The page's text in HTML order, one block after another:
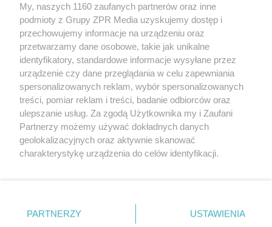
Żaden utwór zamieszczony w serwisie nie może być powielany i
rozpowszechniany lub dalej rozpowszechniany w jakikolwiek sposób (w
tym także elektroniczny lub mechaniczny) na jakimkolwiek polu
eksploatacji w jakiejkolwiek formie, włącznie z umieszczaniem w
Internecie bez pisemnej zgody właściciela praw. Jakiekolwiek użycie lub
wykorzystanie utworów w całości lub w części z naruszeniem prawa,
tzn. bez właściwej zgody, jest zabronione pod groźbą kary i może być
ścigane prawnie.
My, naszych 1160 zaufanych partnerów oraz inne
podmioty z Grupy ZPR Media uzyskujemy dostęp i
przechowujemy informacje na urządzeniu oraz
przetwarzamy dane osobowe, takie jak unikalne
identyfikatory, standardowe informacje wysyłane przez
urządzenie czy dane przeglądania w celu zapewniania
spersonalizowanych reklam, wybór spersonalizowanych
treści, pomiar reklam i treści, badanie odbiorców oraz
ulepszanie usług. Za zgodą Użytkownika my i Zaufani
Partnerzy możemy używać dokładnych danych
geolokalizacyjnych oraz aktywnie skanować
charakterystykę urządzenia do celów identyfikacji.
zmienić/wycofać klikając przycisk ustawień prywatności
znajdujący się w lewym dolnym rogu strony
PARTNERZY USTAWIENIA